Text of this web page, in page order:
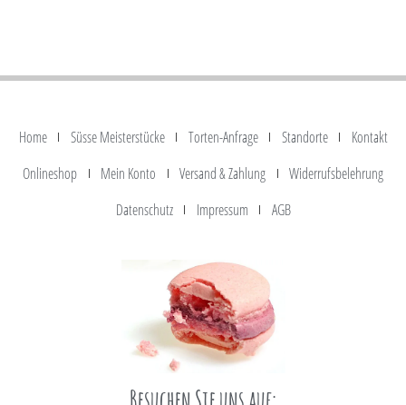
Home Süsse Meisterstücke Torten-Anfrage Standorte
Kontakt
Onlineshop
Mein Konto Versand & Zahlung
Widerrufsbelehrung
Datenschutz
Impressum AGB